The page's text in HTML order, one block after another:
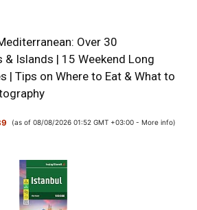
Over 30
Islands | 15 Weekend Long
| Tips on Where to Eat & What to
(as of 08/08/2026 01:52 GMT +03:00 - More info)